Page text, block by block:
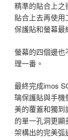
精準的貼合上之
貼合上去再使
保護貼和螢幕最
螢幕的四個邊
理一番。
最終完成imos
璃保護貼與手機
美的覆蓋和獨到
的單一孔洞更
架構出的完美弧